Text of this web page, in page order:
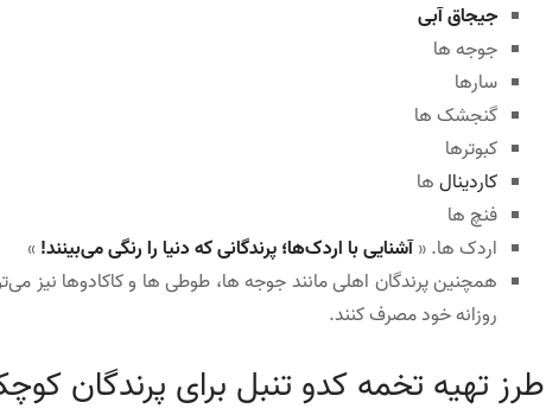
جیجاق آبی
جوجه ها
سارها
گنجشک ها
کبوترها
کاردینالها
فنچ ها
اردک ها. «آشنایی با اردک‌ها؛ پرندگانی که دنیا را رنگی می‌بینند!»
همچنین پرندگان اهلی مانند جوجه ها، طوطی ها و کاکادوها نیز
روزانه خود مصرف کنند.
طرز تهیه تخمه کدو تنبل برای پرندگان